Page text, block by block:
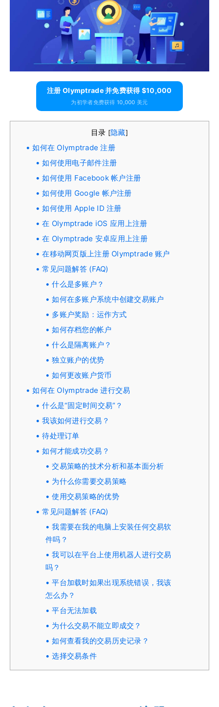
注册 Olymptrade 并免费获得 $10,000
为初学者免费获得 10,000 美元
目录 [隐藏]
如何在 Olymptrade 注册
如何使用电子邮件注册
如何使用 Facebook 帐户注册
如何使用 Google 帐户注册
如何使用 Apple ID 注册
在 Olymptrade iOS 应用上注册
在 Olymptrade 安卓应用上注册
在移动网页版上注册 Olymptrade 账户
常见问题解答 (FAQ)
什么是多账户？
如何在多账户系统中创建交易账户
多账户奖励：运作方式
如何存档您的帐户
什么是隔离账户？
独立账户的优势
如何更改账户货币
如何在 Olymptrade 进行交易
什么是“固定时间交易”？
我该如何进行交易？
待处理订单
如何才能成功交易？
交易策略的技术分析和基本面分析
为什么你需要交易策略
使用交易策略的优势
常见问题解答 (FAQ)
我需要在我的电脑上安装任何交易软
件吗？
我可以在平台上使用机器人进行交易
吗？
平台加载时如果出现系统错误，我该
怎么办？
平台无法加载
为什么交易不能立即成交？
如何查看我的交易历史记录？
选择交易条件